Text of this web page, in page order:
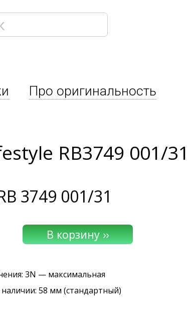
Про оригинальность
RB3749 001/31
3749 001/31
: 3N — максимальная
58 мм (стандартный)